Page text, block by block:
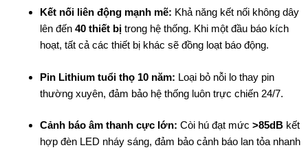
Kết nối liên động mạnh mẽ: Khả năng kết nối không dây
lên đến 40 thiết bị trong hệ thống. Khi một đầu báo kích
hoạt, tất cả các thiết bị khác sẽ đồng loạt báo động.
Pin Lithium tuổi thọ 10 năm: Loại bỏ nỗi lo thay pin
thường xuyên, đảm bảo hệ thống luôn trực chiến 24/7.
Cảnh báo âm thanh cực lớn: Còi hú đạt mức >85dB kết
hợp đèn LED nháy sáng, đảm bảo cảnh báo lan tỏa nhanh